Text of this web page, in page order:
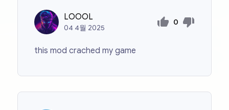
LOOOL
04 4월 2025
0
this mod crached my game